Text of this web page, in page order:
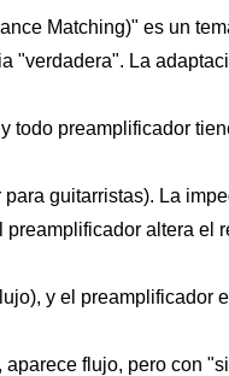
Matching)" es un
La
preamplificador
guitarristas). La
altera
y el preamplificador
flujo, pero con